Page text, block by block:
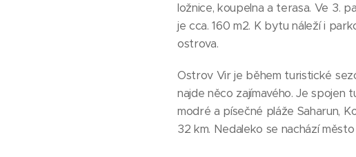
ložnice, koupelna a terasa. Ve 3.
je cca. 160 m2. K bytu náleží i
ostrova.
Ostrov Vir je během turistické
najde něco zajímavého. Je spojen
modré a písečné pláže Saharun,
32 km. Nedaleko se nachází